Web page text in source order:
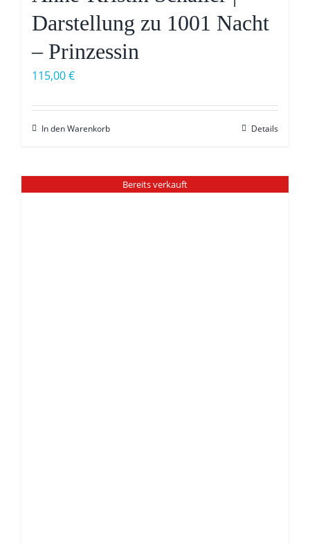
Darstellung zu 1001 Nacht
– Prinzessin
115,00€
In den Warenkorb Details
Bereits verkauft